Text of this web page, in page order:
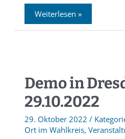
Weiterlesen »
Demo in
29.10.2022
29. Oktober 2022 /
Ort im Wahlkreis,